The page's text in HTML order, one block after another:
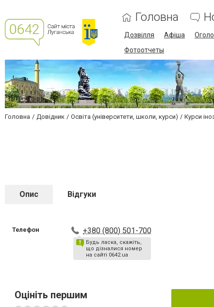
Головна
Дозвілля Афіша
Фотоотчеты
Головна Довідник Освіта (університети, школи, курси) Курси
Опис Відгуки
Телефон +380 (800) 501-700
Будь ласка, скажіть,
що дізналися номер
на сайті 0642.ua
Оцініть першим